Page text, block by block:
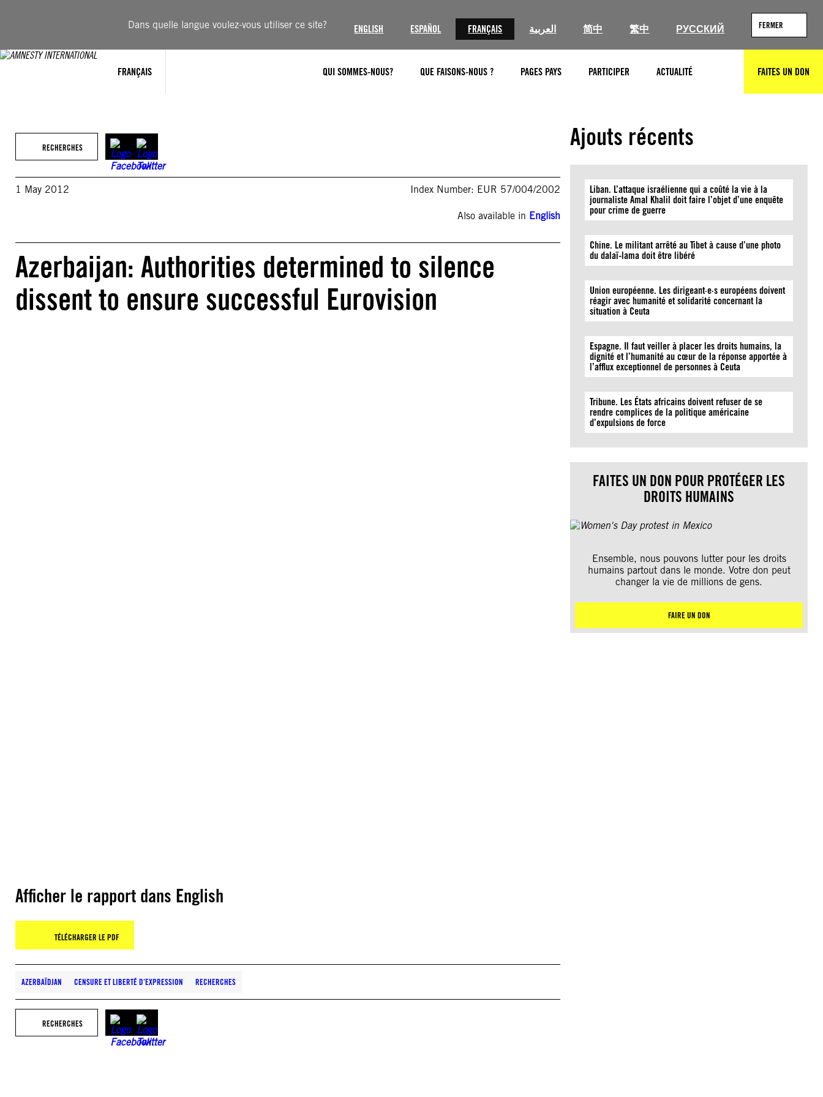
Dans quelle langue voulez-vous utiliser ce site? ENGLISH ESPAÑOL FRANÇAIS العربية 简中 繁中 РУССКИЙ FERMER
FRANÇAIS QUI SOMMES-NOUS? QUE FAISONS-NOUS ? PAGES PAYS PARTICIPER ACTUALITÉ RECHERCHERFAITES UN DON
RECHERCHES
1 May 2012 Index Number: EUR 57/004/2002
Also available in English
Azerbaijan: Authorities determined to silence
dissent to ensure successful Eurovision
Afficher le rapport dans English
TÉLÉCHARGER LE PDF
AZERBAÏDJAN CENSURE ET LIBERTÉ D’EXPRESSION RECHERCHES
RECHERCHES
Ajouts récents
Liban. L’attaque israélienne qui a coûté la vie à la
journaliste Amal Khalil doit faire l’objet d’une enquête
pour crime de guerre
Chine. Le militant arrêté au Tibet à cause d’une photo
du dalaï-lama doit être libéré
Union européenne. Les dirigeant·e·s européens doivent
réagir avec humanité et solidarité concernant la
situation à Ceuta
Espagne. Il faut veiller à placer les droits humains, la
dignité et l’humanité au cœur de la réponse apportée à
l’afflux exceptionnel de personnes à Ceuta
Tribune. Les États africains doivent refuser de se
rendre complices de la politique américaine
d’expulsions de force
FAITES UN DON POUR PROTÉGER LES
DROITS HUMAINS
Ensemble, nous pouvons lutter pour les droits
humains partout dans le monde. Votre don peut
changer la vie de millions de gens.
FAIRE UN DON